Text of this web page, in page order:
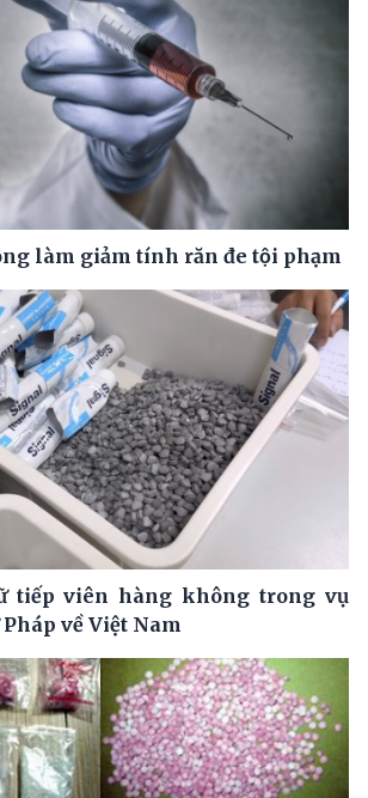
làm giảm tính răn đe tội phạm
tiếp viên hàng không trong vụ
về Việt Nam